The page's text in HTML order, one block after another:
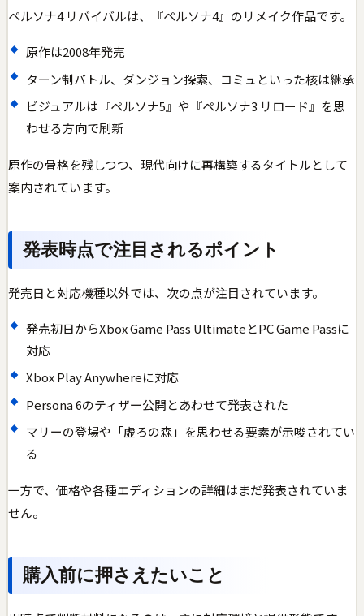
ペルソナ4 リバイバルは、『ペルソナ4』のリメイク作品です。
原作は2008年発売
ターン制バトル、ダンジョン探索、コミュといった核は継承
ビジュアルは『ペルソナ5』や『ペルソナ3 リロード』を思
わせる方向で刷新
原作の骨格を残しつつ、現代向けに再構築するタイトルとして
案内されています。
発表時点で注目されるポイント
発売日と対応機種以外では、次の点が注目されています。
発売初日からXbox Game Pass UltimateとPC Game Passに
対応
Xbox Play Anywhereに対応
Persona 6のティザー公開とあわせて発表された
マリーの登場や「虚ろの森」を思わせる要素が示唆されてい
る
一方で、価格や各種エディションの詳細はまだ発表されていま
せん。
購入前に押さえたいこと